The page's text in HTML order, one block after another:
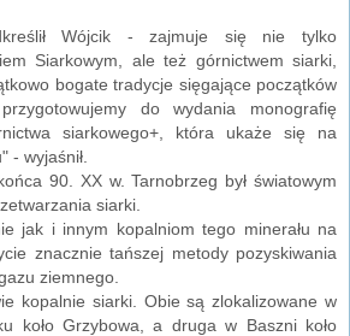
Wójcik - zajmuje się nie tylko
Siarkowym, ale też górnictwem siarki,
bogate tradycje sięgające początków
do wydania monografię
siarkowego+, która ukaże się na
- wyjaśnił.
90. XX w. Tarnobrzeg był światowym
siarki.
jak i innym kopalniom tego minerału na
znacznie tańszej metody pozyskiwania
ziemnego.
kopalnie siarki. Obie są zlokalizowane w
koło Grzybowa, a druga w Baszni koło